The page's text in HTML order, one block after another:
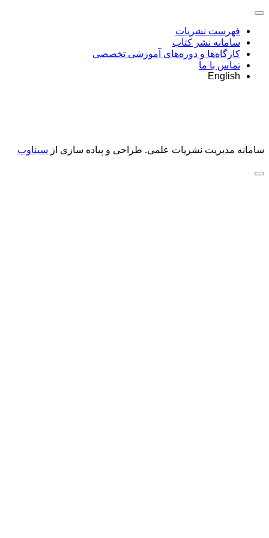
فهرست نشریات
سامانه نشر کتاب
کارگاه‌ها و دوره‌های آموزشی تخصصی
تماس با ما
English
سامانه مدیریت نشریات علمی. طراحی و پیاده سازی از سیناوب